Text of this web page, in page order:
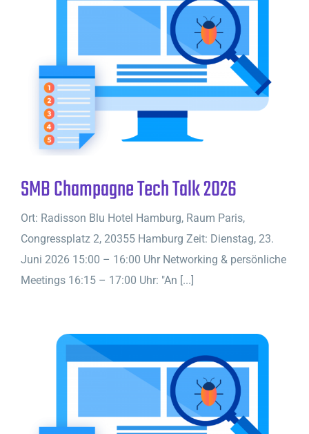
SMB Champagne Tech Talk 2026
Ort: Radisson Blu Hotel Hamburg, Raum Paris,
Congressplatz 2, 20355 Hamburg Zeit: Dienstag, 23.
Juni 2026 15:00 – 16:00 Uhr Networking & persönliche
Meetings 16:15 – 17:00 Uhr: "An [...]